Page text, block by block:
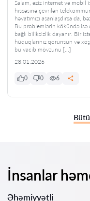
Salam, əziz internet və mobil
hissəsinə çevrilən
həyatımızı asanlaşdırsa da,
Bu problemlərin kökündə
bağlı biliksizlik dayanır. Bir
hüquqlarınız qorunsun və
bu vacib mövzunu […]
28.01.2026
0 0 6
İnsanlar
Əhəmiyyətli